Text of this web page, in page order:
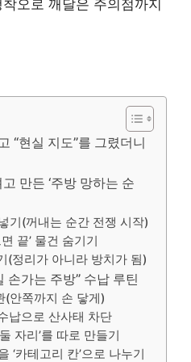
오로 깨달은 주의점까지
“현실 지도”를 그렸더니
만든 ‘주방 망하는 순
기(꺼내는 순간 전쟁 시작)
끝’ 물건 숨기기
(정리가 아니라 방치가 됨)
손가는 주방” 수납 루틴
(안쪽까지 손 닿게)
납으로 산사태 차단
자리’를 따로 만들기
‘카테고리 칸’으로 나누기